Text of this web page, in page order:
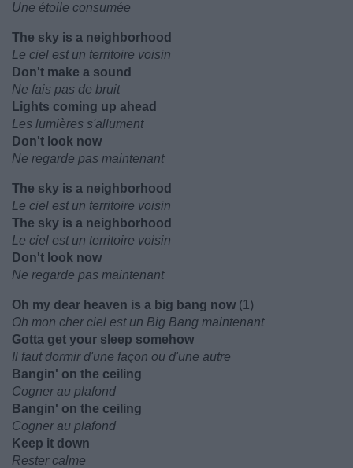
Une étoile consumée
The sky is a neighborhood
Le ciel est un territoire voisin
Don't make a sound
Ne fais pas de bruit
Lights coming up ahead
Les lumières s'allument
Don't look now
Ne regarde pas maintenant
The sky is a neighborhood
Le ciel est un territoire voisin
The sky is a neighborhood
Le ciel est un territoire voisin
Don't look now
Ne regarde pas maintenant
Oh my dear heaven is a big bang now (1)
Oh mon cher ciel est un Big Bang maintenant
Gotta get your sleep somehow
Il faut dormir d'une façon ou d'une autre
Bangin' on the ceiling
Cogner au plafond
Bangin' on the ceiling
Cogner au plafond
Keep it down
Rester calme